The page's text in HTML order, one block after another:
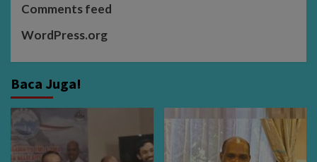
Comments feed
WordPress.org
Baca Juga!